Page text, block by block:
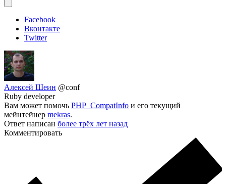
Facebook
Вконтакте
Twitter
Алексей Шеин @conf
Ruby developer
Вам может помочь PHP_CompatInfo и его текущий
мейнтейнер mekras.
Ответ написан более трёх лет назад
Комментировать